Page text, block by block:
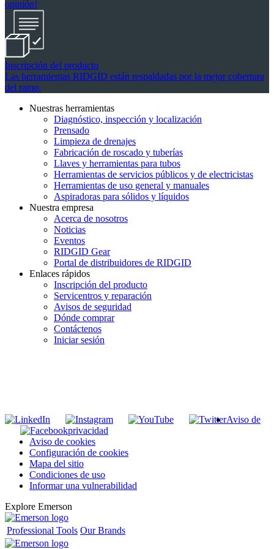
opinión!
Inscripción del producto
Las herramientas RIDGID están respaldadas por la mejor cobertura
del ramo.
Nuestras herramientas
Diagnóstico, inspección y localización
Prensado
Limpieza de drenajes
Fabricación de roscado y tuberías
Llaves y herramientas para tubos
Herramientas de servicios públicos y de electricistas
Herramientas de uso general y manuales
Aspiradoras para sólidos y líquidos
Nuestra empresa
Acerca de nosotros
Noticias
Eventos
RIDGID Gear
Portal de distribuidores de RIDGID
Enlaces rápidos
Inscripción del producto
Servicentros y reparación
Avisos de seguridad
Dónde comprar
Contáctenos
Iniciar sesión
Aviso de
privacidad
Aviso de cookies
Configuración de cookies
Mapa del sitio
Condiciones de uso
Informar una vulnerabilidad
Explore Emerson
Professional Tools Our Brands